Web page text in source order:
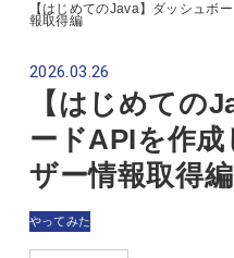
【はじめてのJava】ダッシュボ
報取得編
2026.03.26
【はじめての
ードAPIを作
ザー情報取得編
やってみた